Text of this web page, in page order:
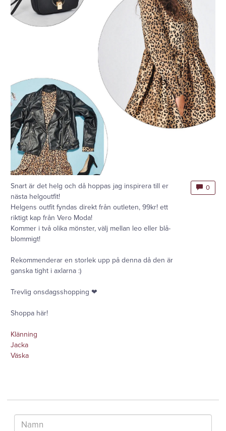
Snart är det helg och då hoppas jag inspirera till er
nästa helgoutfit!
Helgens outfit fyndas direkt från outleten, 99kr! ett
riktigt kap från Vero Moda!
Kommer i två olika mönster, välj mellan leo eller blå-
blommigt!
Rekommenderar en storlek upp på denna då den är
ganska tight i axlarna :)
Trevlig onsdagsshopping ❤︎
Shoppa här!
Klänning
Jacka
Väska
0